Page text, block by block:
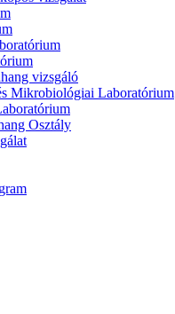
vizsgáló
Mikrobiológiai Laboratórium
Osztály